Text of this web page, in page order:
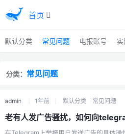
首页
默认分类 常见问题 电报账号
分类： 常见问题
admin 1年前 默认分类 常见问题
老有人发广告骚扰，如何向